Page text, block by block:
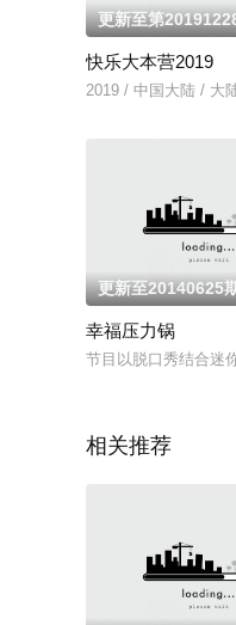
更新至第
快乐大本营2019
2019 / 中国大陆 / 大
更新至20140625
幸福压力锅
节目以脱口秀结合迷
相关推荐